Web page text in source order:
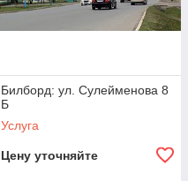
Билборд: ул. Сулейменова 8
Б
Услуга
Цену уточняйте